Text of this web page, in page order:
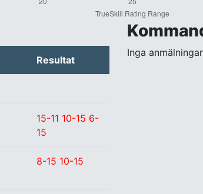
Resultat
15-11 10-15 6-
15
8-15 10-15
Inga anmälningar